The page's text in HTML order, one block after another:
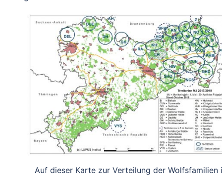
Auf dieser Karte zur Verteilung der Wolfsfamilien